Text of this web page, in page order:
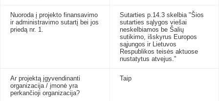
Nuoroda į projekto finansavimo
ir administravimo sutartį bei jos
priedą nr. 1.
Sutarties p.14.3 skelbia "Šios
sutarties sąlygos viešai
neskelbiamos be Šalių
sutikimo, išskyrus Europos
sąjungos ir Lietuvos
Respublikos teisės aktuose
nustatytus atvejus."
Ar projektą įgyvendinanti
organizacija / įmonė yra
perkančioji organizacija?
Taip